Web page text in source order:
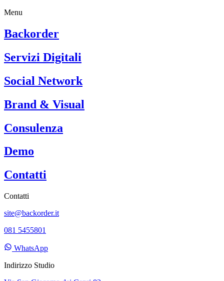
Menu
Backorder
Servizi Digitali
Social Network
Brand & Visual
Consulenza
Demo
Contatti
Contatti
site@backorder.it
081 5455801
WhatsApp
Indirizzo Studio